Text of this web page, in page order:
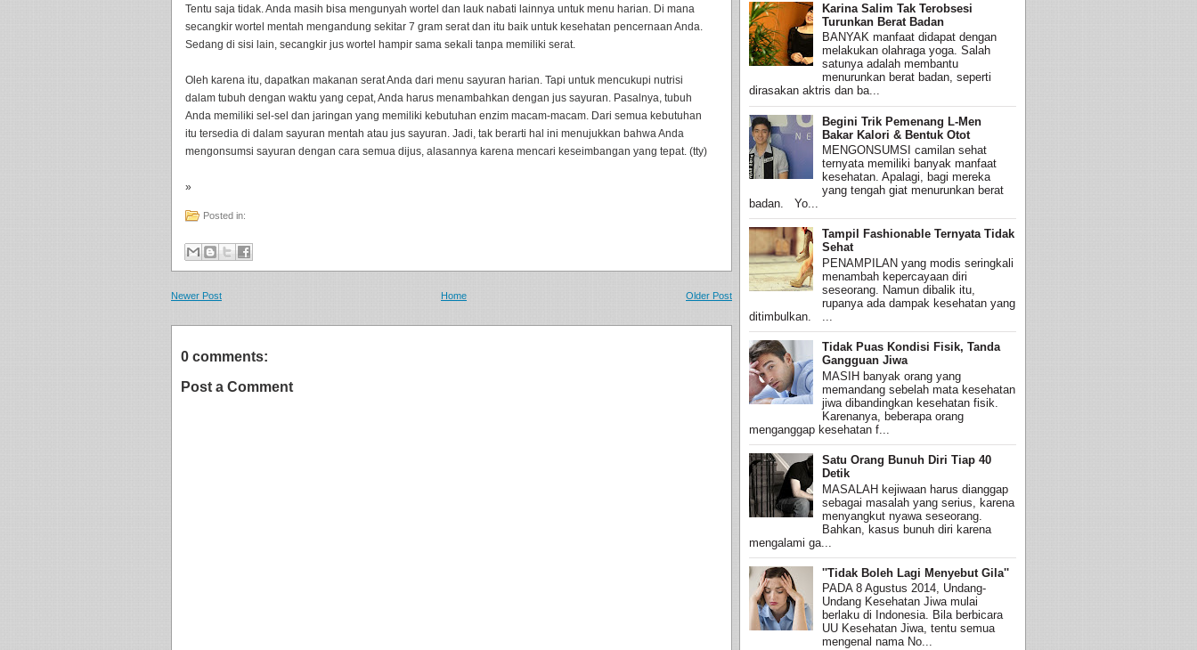
Tentu saja tidak. Anda masih bisa mengunyah wortel dan lauk nabati lainnya untuk menu harian. Di mana
secangkir wortel mentah mengandung sekitar 7 gram serat dan itu baik untuk kesehatan pencernaan Anda.
Sedang di sisi lain, secangkir jus wortel hampir sama sekali tanpa memiliki serat.
Oleh karena itu, dapatkan makanan serat Anda dari menu sayuran harian. Tapi untuk mencukupi nutrisi
dalam tubuh dengan waktu yang cepat, Anda harus menambahkan dengan jus sayuran. Pasalnya, tubuh
Anda memiliki sel-sel dan jaringan yang memiliki kebutuhan enzim macam-macam. Dari semua kebutuhan
itu tersedia di dalam sayuran mentah atau jus sayuran. Jadi, tak berarti hal ini menujukkan bahwa Anda
mengonsumsi sayuran dengan cara semua dijus, alasannya karena mencari keseimbangan yang tepat. (tty)
»
Posted in:
Newer Post Older Post
Home
0 comments:
Post a Comment
Karina Salim Tak Terobsesi
Turunkan Berat Badan
BANYAK manfaat didapat dengan
melakukan olahraga yoga. Salah
satunya adalah membantu
menurunkan berat badan, seperti
dirasakan aktris dan ba...
Begini Trik Pemenang L-Men
Bakar Kalori & Bentuk Otot
MENGONSUMSI camilan sehat
ternyata memiliki banyak manfaat
kesehatan. Apalagi, bagi mereka
yang tengah giat menurunkan berat
badan. Yo...
Tampil Fashionable Ternyata Tidak
Sehat
PENAMPILAN yang modis seringkali
menambah kepercayaan diri
seseorang. Namun dibalik itu,
rupanya ada dampak kesehatan yang
ditimbulkan. ...
Tidak Puas Kondisi Fisik, Tanda
Gangguan Jiwa
MASIH banyak orang yang
memandang sebelah mata kesehatan
jiwa dibandingkan kesehatan fisik.
Karenanya, beberapa orang
menganggap kesehatan f...
Satu Orang Bunuh Diri Tiap 40
Detik
MASALAH kejiwaan harus dianggap
sebagai masalah yang serius, karena
menyangkut nyawa seseorang.
Bahkan, kasus bunuh diri karena
mengalami ga...
''Tidak Boleh Lagi Menyebut Gila''
PADA 8 Agustus 2014, Undang-
Undang Kesehatan Jiwa mulai
berlaku di Indonesia. Bila berbicara
UU Kesehatan Jiwa, tentu semua
mengenal nama No...